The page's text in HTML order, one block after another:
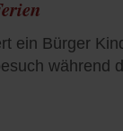
ein Bürger
während